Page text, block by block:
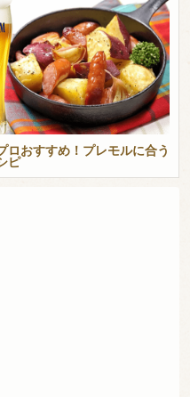
ロおすすめ！プレモルに合う
ピ